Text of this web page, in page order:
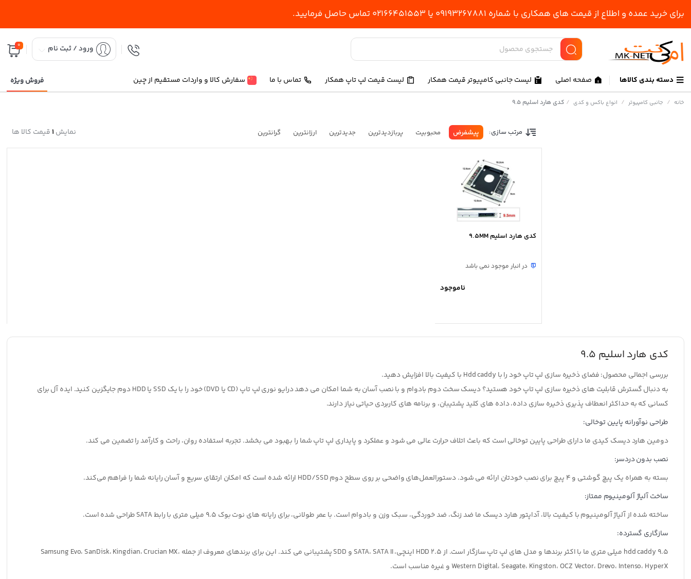
برای خرید عمده و اطلاع از قیمت های همکاری با شماره 09193267881 یا 02166451553 تماس حاصل فرمایید.
ورود / ثبت نام 0
دسته بندی کالاها صفحه اصلی لیست جانبی کامپیوتر قیمت همکار لیست قیمت لپ تاپ همکار تماس با ما سفارش کالا و واردات مستقیم از چین فروش ویژه
خانه / جانبی کامپیوتر / انواع باکس و کدی / کدی هارد اسلیم 9.5
مرتب سازی: پیشفرض محبوبیت پربازدیدترین جدیدترین ارزانترین گرانترین نمایش1 قیمت کالا ها
کدی هارد اسلیم 9.5MM
در انبار موجود نمی باشد
ناموجود
کدی هارد اسلیم 9.5
بررسی اجمالی محصول: فضای ذخیره سازی لپ تاپ خود را با Hdd caddy با کیفیت بالا افزایش دهید.
به دنبال گسترش قابلیت های ذخیره سازی لپ تاپ خود هستید؟ دیسک سخت دوم بادوام و با نصب آسان به شما امکان می دهد درایو نوری لپ تاپ (CD یا DVD) خود را با یک SSD یا HDD دوم جایگزین کنید. ایده آل برای
کسانی که به حداکثر انعطاف پذیری ذخیره سازی داده، داده های کلید پشتیبان، و برنامه های کاربردی حیاتی نیاز دارند.
طراحی نوآورانه پایین توخالی:
دومین هارد دیسک کیدی ما دارای طراحی پایین توخالی است که باعث اتلاف حرارت عالی می شود و عملکرد و پایداری لپ تاپ شما را بهبود می بخشد. تجربه استفاده روان، راحت و کارآمد را تضمین می کند.
نصب بدون دردسر:
بسته به همراه یک پیچ گوشتی و 4 پیچ برای نصب خودتان ارائه می شود. دستورالعمل‌های واضحی بر روی سطح دوم HDD/SSD ارائه شده است که امکان ارتقای سریع و آسان رایانه شما را فراهم می‌کند.
ساخت آلیاژ آلومینیوم ممتاز:
ساخته شده از آلیاژ آلومینیوم با کیفیت بالا، آداپتور هارد دیسک ما ضد زنگ، ضد خوردگی، سبک وزن و بادوام است. با عمر طولانی، برای رایانه های نوت بوک 9.5 میلی متری با رابط SATA طراحی شده است.
سازگاری گسترده:
hdd caddy 9.5 میلی متری ما با اکثر برندها و مدل های لپ تاپ سازگار است. از HDD 2.5 اینچی، SATA، SATA II و SDD پشتیبانی می کند. این برای برندهای معروف از جمله Samsung Evo، SanDisk، Kingdian، Crucian MX،
Western Digital، Seagate، Kingston، OCZ Vector، Drevo، Intenso، HyperX و غیره مناسب است.